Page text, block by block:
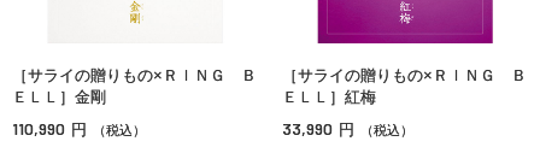
［サライの贈りもの×ＲＩＮＧ Ｂ
ＥＬＬ］金剛
110,990 円 （税込）
［サライの贈りもの×ＲＩＮＧ Ｂ
ＥＬＬ］紅梅
33,990 円 （税込）